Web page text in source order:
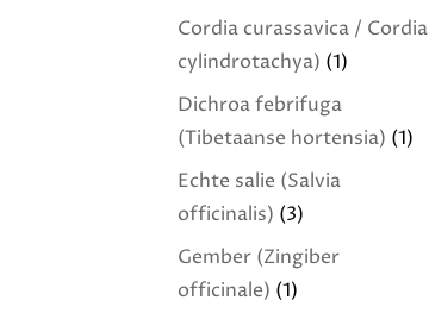
Cordia curassavica / Cordia
cylindrotachya) (1)
Dichroa febrifuga
(Tibetaanse hortensia) (1)
Echte salie (Salvia
officinalis) (3)
Gember (Zingiber
officinale) (1)